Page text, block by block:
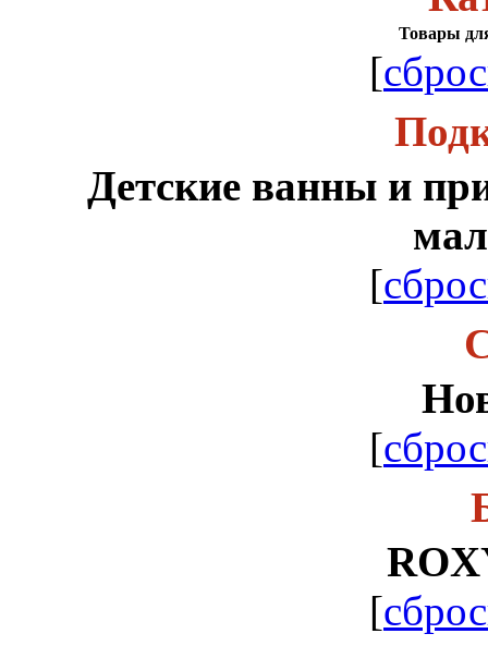
Товары
[
Детские ванны и
[
[
[